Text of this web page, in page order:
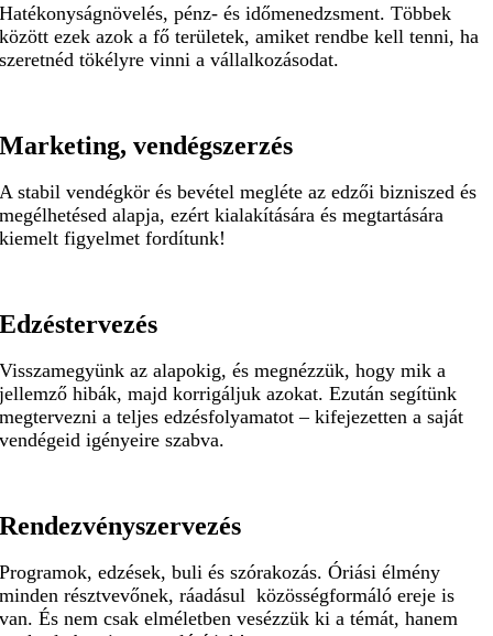
Hatékonyságnövelés, pénz- és időmenedzsment. Többek
között ezek azok a fő területek, amiket rendbe kell tenni, ha
szeretnéd tökélyre vinni a vállalkozásodat.
Marketing, vendégszerzés
A stabil vendégkör és bevétel megléte az edzői bizniszed és
megélhetésed alapja, ezért kialakítására és megtartására
kiemelt figyelmet fordítunk!
Edzéstervezés
Visszamegyünk az alapokig, és megnézzük, hogy mik a
jellemző hibák, majd korrigáljuk azokat. Ezután segítünk
megtervezni a teljes edzésfolyamatot – kifejezetten a saját
vendégeid igényeire szabva.
Rendezvényszervezés
Programok, edzések, buli és szórakozás. Óriási élmény
minden résztvevőnek, ráadásul közösségformáló ereje is
van. És nem csak elméletben vesézzük ki a témát, hanem